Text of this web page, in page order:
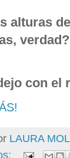
alturas
con el
LAURA